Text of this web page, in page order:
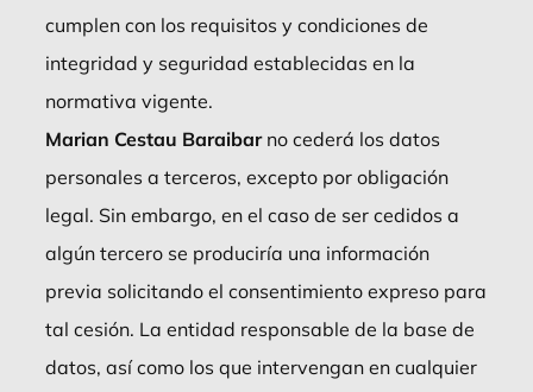
cumplen con los requisitos y condiciones de
integridad y seguridad establecidas en la
normativa vigente.
Marian Cestau Baraibarno cederá los datos
personales a terceros, excepto por obligación
legal. Sin embargo, en el caso de ser cedidos a
algún tercero se produciría una información
previa solicitando el consentimiento expreso para
tal cesión. La entidad responsable de la base de
datos, así como los que intervengan en cualquier